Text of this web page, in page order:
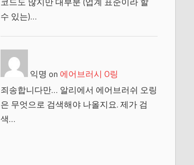
수 있는)…
익명 on 에어브러시 O링
죄송합니다만… 알리에서 에어브러쉬 오링
은 무엇으로 검색해야 나올지요. 제가 검
색…